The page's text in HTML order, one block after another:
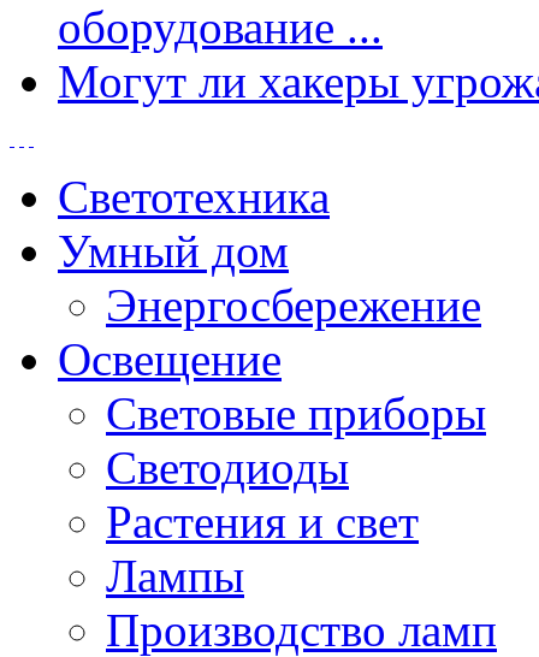
оборудование ...
Могут ли хакеры
Светотехника
Умный дом
Энергосбережение
Освещение
Световые приборы
Светодиоды
Растения и свет
Лампы
Производство ламп